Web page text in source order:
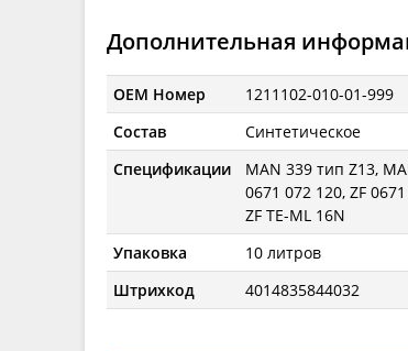
Дополнительная
OEM Номер
1211102-010-01-999
Состав
Синтетическое
Спецификации
MAN 339 тип Z13,
0671 072 120, ZF
ZF TE-ML 16N
Упаковка
10 литров
Штрихкод
4014835844032